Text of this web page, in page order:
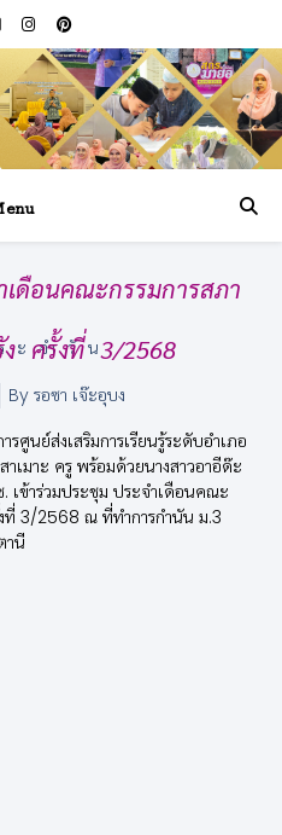
ะจำวัน
ดือนคณะกรรมการสภา
ครั้งที่ 3/2568
By รอซา เจ๊ะอุบง
ศูนย์ส่งเสริมการเรียนรู้ระดับอำเภอ
เมาะ ครู พร้อมด้วยนางสาวอาอีด๊ะ
เข้าร่วมประชุม ประจำเดือนคณะ
ที่ 3/2568 ณ ที่ทำการกำนัน ม.3
านี